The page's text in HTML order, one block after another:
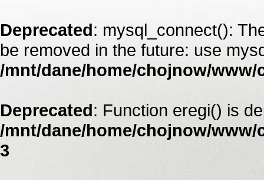
Deprecated: mysql_connect():
be removed in the future: use
/mnt/dane/home/chojnow/
Deprecated: Function eregi() is
/mnt/dane/home/chojnow/
3